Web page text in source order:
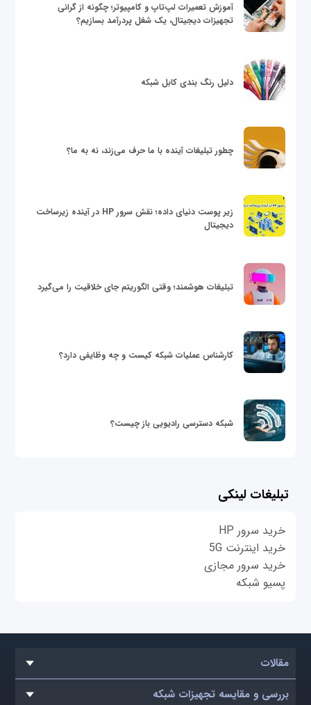
آموزش تعمیرات لپ‌تاپ و کامپیوتر؛ چگونه از گرانی
تجهیزات دیجیتال، یک شغل پردرآمد بسازیم؟
دلیل رنگ بندی کابل شبکه
چطور تبلیغات آینده با ما حرف می‌زند، نه به ما؟
زیر پوست دنیای داده؛ نقش سرور HP در آینده زیرساخت
دیجیتال
تبلیغات هوشمند؛ وقتی الگوریتم جای خلاقیت را می‌گیرد
کارشناس عملیات شبکه کیست و چه وظایفی دارد؟
شبکه دسترسی رادیویی باز چیست؟
تبلیغات لینکی
خرید سرور HP
خرید اینترنت 5G
خرید سرور مجازی
پسیو شبکه
مقالات
بررسی و مقایسه تجهیزات شبکه